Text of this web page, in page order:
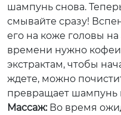
шампунь снова.
смывайте сразу!
его на коже головы
времени нужно
экстрактам, чтобы
ждете, можно
превращает шампунь
Массаж:Во время